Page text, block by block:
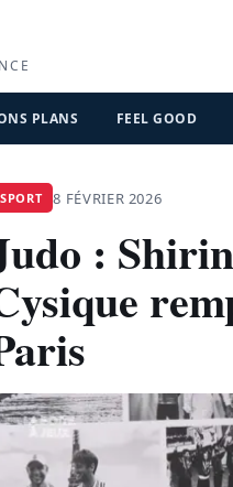
PLANS FEEL GOOD
SPORT 8 FÉVRIER 2026
: